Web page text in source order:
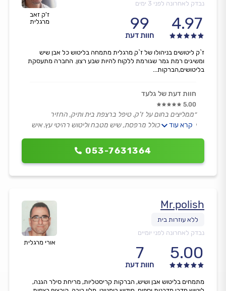
ז'ק זאב
מרגלית
נבדק לאחרונה לפני 3 ימים
4.97
99
חוות דעת
053-7631364
ז`ק ליטושים בניהולו של ז`ק מרגלית מתמחה בליטוש כל אבן שיש
ומשיגים רמת גמר שגורמת ללקוח להיות שבע רצון. החברה מתעסקת
בליטושים,הברקות...
חוות דעת של גלעד
5.00
״ממליצים בחום על ז'ק. טיפל ברצפת בית ותיק, החזיר
לרצפה חיים, כולל מרפסת, שיש מטבח וליטוש רהיטי עץ. איש
קרא עוד
אורי מרגלית
Mr.polish
נבדק לאחרונה לפני יומיים
5.00
7
חוות דעת
מתמחים בליטוש אבן ושיש, הברקות קריסטליות, מריחת סילר הגנה,